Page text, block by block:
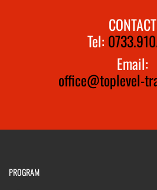
CONTACT
Tel:
Email:
office@toplevel-
PROGRAM